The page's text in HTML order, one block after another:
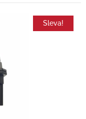
Sleva!